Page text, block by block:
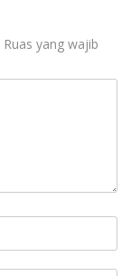
Ruas yang wajib